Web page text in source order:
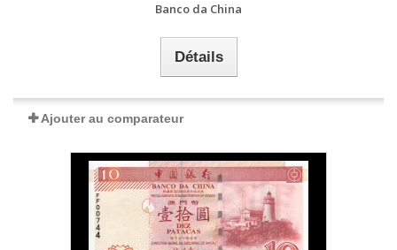
Banco da China
Détails
Ajouter au comparateur